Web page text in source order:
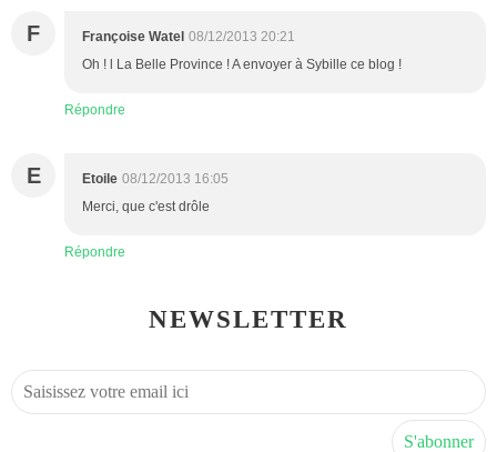
F Françoise Watel 08/12/2013 20:21
Oh ! l La Belle Province ! A envoyer à Sybille ce blog !
Répondre
E Etoile 08/12/2013 16:05
Merci, que c'est drôle
Répondre
NEWSLETTER